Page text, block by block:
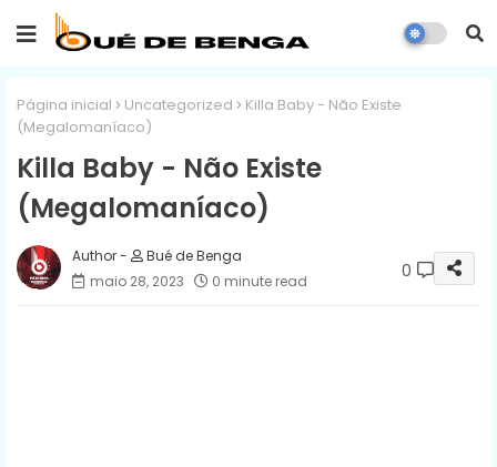
Página inicial Uncategorized
Killa Baby - Não Existe
(Megalomaníaco)
Killa Baby - Não Existe
(Megalomaníaco)
Bué de Benga
maio 28, 2023
0 minute read 0